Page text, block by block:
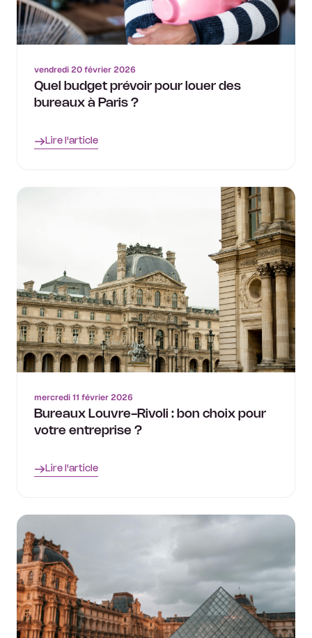
vendredi 20 février 2026
Quel budget prévoir pour louer des
bureaux à Paris ?
Lire l'article
mercredi 11 février 2026
Bureaux Louvre-Rivoli : bon choix pour
votre entreprise ?
Lire l'article